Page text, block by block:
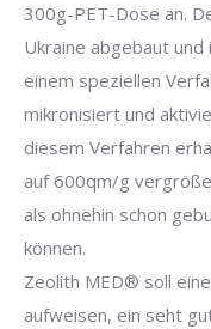
300g-PET-Dose an.
Ukraine abgebaut
einem speziellen
mikronisiert und
diesem Verfahren
auf 600qm/g
als ohnehin schon
können.
Zeolith MED® soll
aufweisen, ein seht